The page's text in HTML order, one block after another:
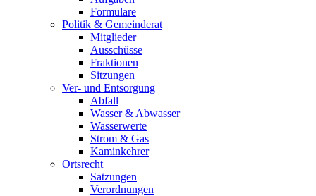
Formulare
Politik & Gemeinderat
Mitglieder
Ausschüsse
Fraktionen
Sitzungen
Ver- und Entsorgung
Abfall
Wasser & Abwasser
Wasserwerte
Strom & Gas
Kaminkehrer
Ortsrecht
Satzungen
Verordnungen